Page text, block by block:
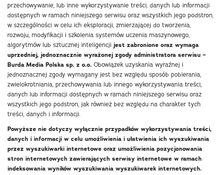
przechowywanie, lub inne wykorzystywanie treści, danych lub informacji
dostępnych w ramach niniejszego serwisu oraz wszystkich jego podstron,
w szczególności w celu ich eksploracji, zmierzającej do tworzenia,
rozwoju, modyfikacji i szkolenia systemów uczenia maszynowego,
algorytmów lub sztucznej inteligencji jest zabronione oraz wymaga
uprzedniej, jednoznacznie wyrażonej zgody administratora serwisu –
Burda Media Polska sp. z o.o. Obowiązek uzyskania wyraźnej i
jednoznacznej zgody wymagany jest bez względu sposób pobierania,
zwielokrotniania, przechowywania lub innego wykorzystywania treści,
danych lub informacji dostępnych w ramach niniejszego serwisu oraz
wszystkich jego podstron, jak również bez względu na charakter tych
treści, danych i informacji.
Powyższe nie dotyczy wyłącznie przypadków wykorzystywania treści,
danych i informacji w celu umożliwienia i ułatwienia ich wyszukiwania
przez wyszukiwarki internetowe oraz umożliwienia pozycjonowania
stron internetowych zawierających serwisy internetowe w ramach
indeksowania wyników wyszukiwania wyszukiwarek internetowych.